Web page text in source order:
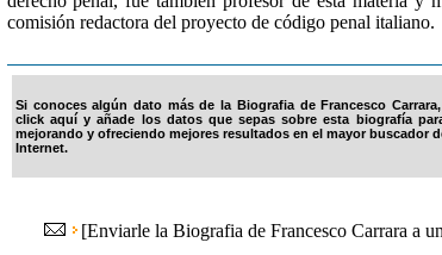
comisión redactora del proyecto de código penal italiano.
Si conoces algún dato más de la Biografia de Francesco
click aquí y añade los datos que sepas sobre esta biografía
mejorando y ofreciendo mejores resultados en el mayor buscador
Internet.
[Enviarle la Biografia de Francesco Carrara a